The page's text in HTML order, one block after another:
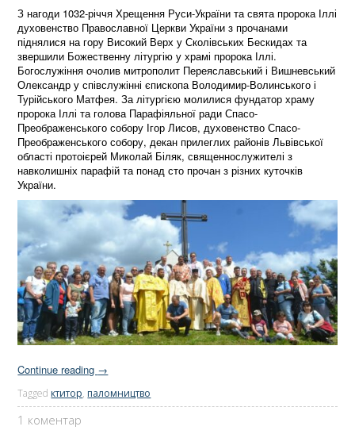
З нагоди 1032-річчя Хрещення Руси-України та свята пророка Іллі
духовенство Православної Церкви України з прочанами
піднялися на гору Високий Верх у Сколівських Бескидах та
звершили Божественну літургію у храмі пророка Іллі.
Богослужіння очолив митрополит Переяславський і Вишневський
Олександр у співслужінні єпископа Володимир-Волинського і
Турійського Матфея. За літургією молилися фундатор храму
пророка Іллі та голова Парафіяльної ради Спасо-
Преображенського собору Ігор Лисов, духовенство Спасо-
Преображенського собору, декан прилеглих районів Львівської
області протоієрей Миколай Біляк, священнослужителі з
навколишніх парафій та понад сто прочан з різних куточків
України.
Continue reading →
Tagged ктитор, паломництво
1 коментар